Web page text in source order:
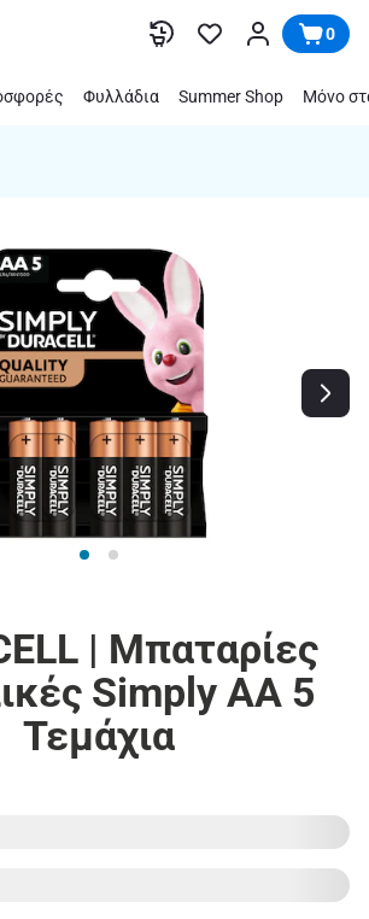
0
Φυλλάδια Summer Shop Μόνο
| Μπαταρίες
Simply ΑΑ 5
Τεμάχια